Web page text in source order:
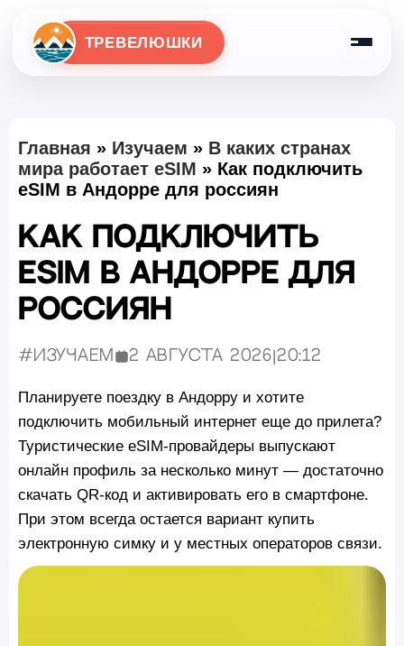
ТРЕВЕЛЮШКИ
Главная » Изучаем » В каких странах
мира работает eSIM » Как подключить
eSIM в Андорре для россиян
Как подключить
eSIM в Андорре для
россиян
#Изучаем Опубликовано:
2 августа 2026 20:12
Планируете поездку в Андорру и хотите
подключить мобильный интернет еще до прилета?
Туристические eSIM-провайдеры выпускают
онлайн профиль за несколько минут — достаточно
скачать QR-код и активировать его в смартфоне.
При этом всегда остается вариант купить
электронную симку и у местных операторов связи.